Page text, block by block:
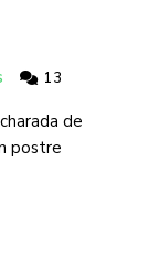
13
de
postre